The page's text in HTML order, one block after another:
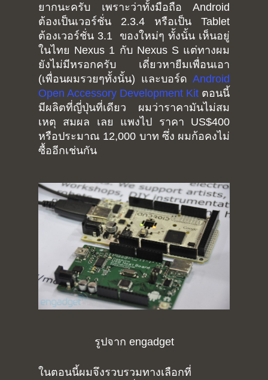
ยากนะครับ เพราะว่าทั้งมือถือ Android
ต้องเป็นเวอร์ชั่น 2.3.4 หรือเป็น Tablet
ต้องเวอร์ชั่น 3.1 ของใหม่ๆ ทั้งนั้น เห็นอยู่
ในไทย Nexus 1 กับ Nexus S แต่ทางผม
ยังไม่มีหรอกครับ เดี่ยวหายืมเพื่อนเอา
(เพื่อนผมรวยๆทั้งนั้น) และบอร์ด Android
Open Accessory Development Kit ตอนนี้
มีผลิตที่ญี่ปุ่นที่เดียว ผมว่าราคามันไม่สม
เหตุ สมผล เลย แพงไป ราคา US$400
หรือประมาณ 12,000 บาท ซึ่ง ผมก้อคงไม่
ซื้ออีกเช่นกัน
รูปจาก engadget
ในตอนนี้ผมจึงรวบรวมทางเลือกที่